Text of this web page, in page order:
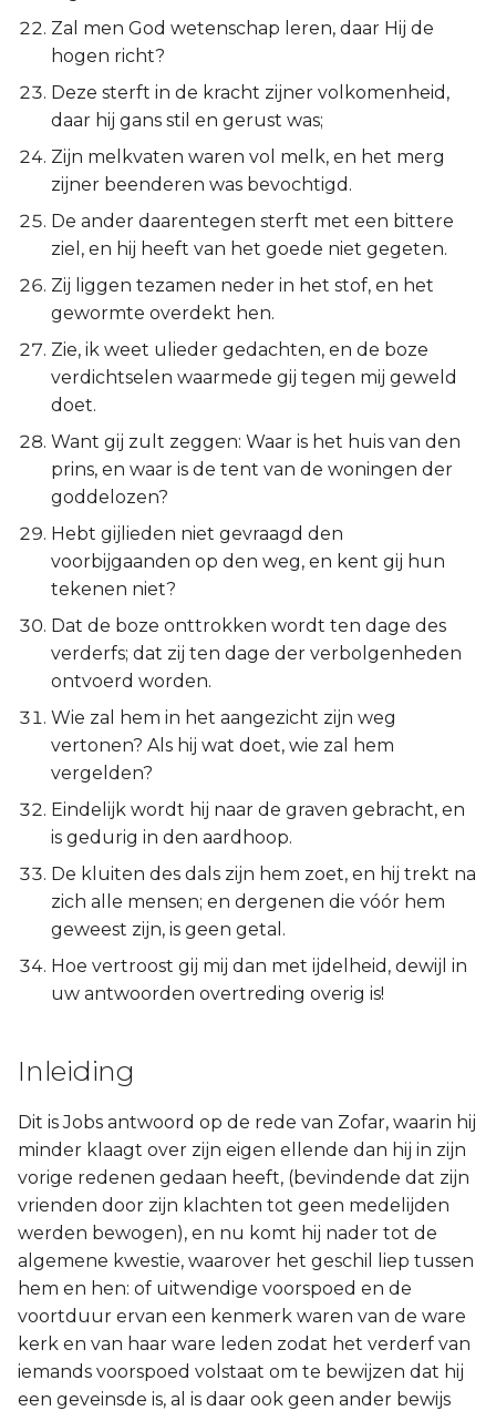
Zal men God wetenschap leren, daar Hij de
hogen richt?
Deze sterft in de kracht zijner volkomenheid,
daar hij gans stil en gerust was;
Zijn melkvaten waren vol melk, en het merg
zijner beenderen was bevochtigd.
De ander daarentegen sterft met een bittere
ziel, en hij heeft van het goede niet gegeten.
Zij liggen tezamen neder in het stof, en het
gewormte overdekt hen.
Zie, ik weet ulieder gedachten, en de boze
verdichtselen waarmede gij tegen mij geweld
doet.
Want gij zult zeggen: Waar is het huis van den
prins, en waar is de tent van de woningen der
goddelozen?
Hebt gijlieden niet gevraagd den
voorbijgaanden op den weg, en kent gij hun
tekenen niet?
Dat de boze onttrokken wordt ten dage des
verderfs; dat zij ten dage der verbolgenheden
ontvoerd worden.
Wie zal hem in het aangezicht zijn weg
vertonen? Als hij wat doet, wie zal hem
vergelden?
Eindelijk wordt hij naar de graven gebracht, en
is gedurig in den aardhoop.
De kluiten des dals zijn hem zoet, en hij trekt na
zich alle mensen; en dergenen die vóór hem
geweest zijn, is geen getal.
Hoe vertroost gij mij dan met ijdelheid, dewijl in
uw antwoorden overtreding overig is!
Inleiding
Dit is Jobs antwoord op de rede van Zofar, waarin hij
minder klaagt over zijn eigen ellende dan hij in zijn
vorige redenen gedaan heeft, (bevindende dat zijn
vrienden door zijn klachten tot geen medelijden
werden bewogen), en nu komt hij nader tot de
algemene kwestie, waarover het geschil liep tussen
hem en hen: of uitwendige voorspoed en de
voortduur ervan een kenmerk waren van de ware
kerk en van haar ware leden zodat het verderf van
iemands voorspoed volstaat om te bewijzen dat hij
een geveinsde is, al is daar ook geen ander bewijs